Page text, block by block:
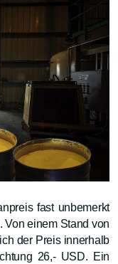
fast unbemerkt
Von einem Stand von
der Preis innerhalb
26,- USD. Ein